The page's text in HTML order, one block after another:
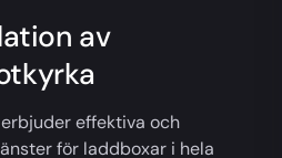
av
effektiva och
för laddboxar i hela